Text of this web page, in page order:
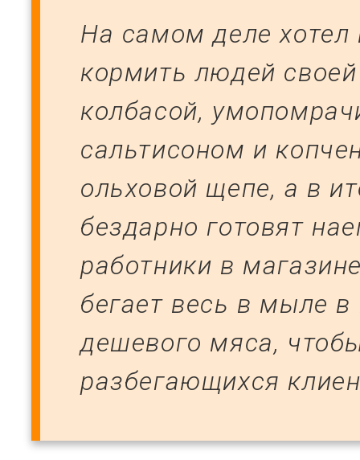
На самом деле хотел
кормить людей
колбасой,
сальтисоном и
ольховой щепе, а в
бездарно готовят
работники в
бегает весь в мыле в
дешевого мяса,
разбегающихся